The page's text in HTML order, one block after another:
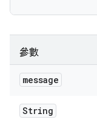
參數
message
String